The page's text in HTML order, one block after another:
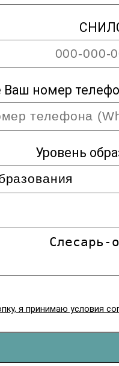
Ваш номер
Уровень
я принимаю условия